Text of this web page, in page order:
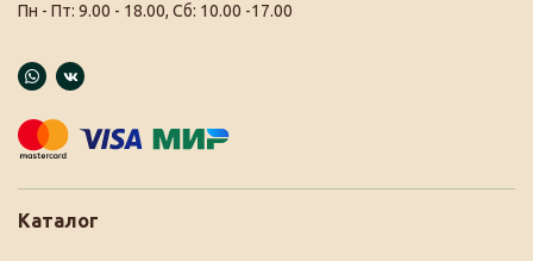
Пн - Пт: 9.00 - 18.00, Сб: 10.00 -17.00
Каталог